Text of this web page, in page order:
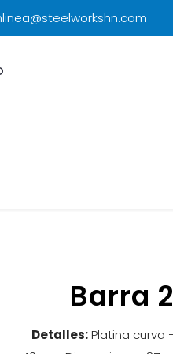
Barra
Detalles:Platina curva